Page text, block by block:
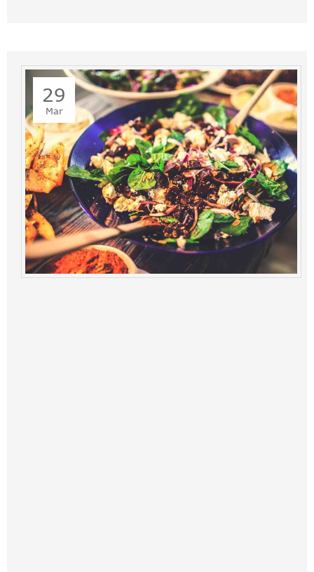
29
Mar